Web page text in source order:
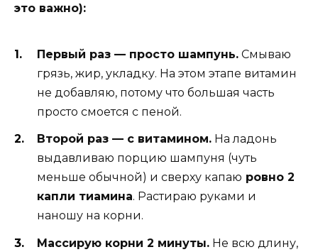
это важно):
Первый раз — просто шампунь. Смываю
грязь, жир, укладку. На этом этапе витамин
не добавляю, потому что большая часть
просто смоется с пеной.
Второй раз — с витамином. На ладонь
выдавливаю порцию шампуня (чуть
меньше обычной) и сверху капаю ровно 2
капли тиамина. Растираю руками и
наношу на корни.
Массирую корни 2 минуты. Не всю длину,